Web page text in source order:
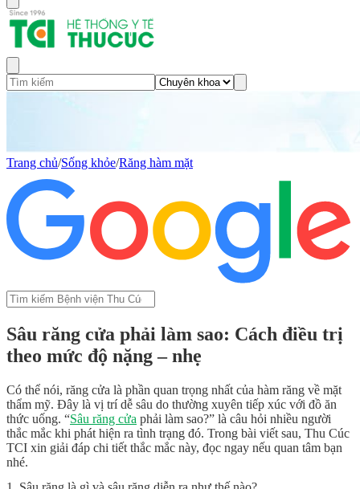
Trang chủ/Sống khỏe/Răng hàm mặt
Sâu răng cửa phải làm sao: Cách điều trị
theo mức độ nặng – nhẹ
Có thể nói, răng cửa là phần quan trọng nhất của hàm răng về mặt
thẩm mỹ. Đây là vị trí dễ sâu do thường xuyên tiếp xúc với đồ ăn
thức uống. “Sâu răng cửa phải làm sao?” là câu hỏi nhiều người
thắc mắc khi phát hiện ra tình trạng đó. Trong bài viết sau, Thu Cúc
TCI xin giải đáp chi tiết thắc mắc này, đọc ngay nếu quan tâm bạn
nhé.